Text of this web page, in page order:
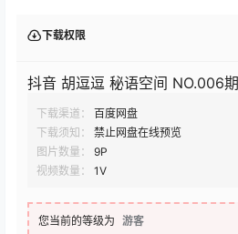
下载权限
抖音 胡逗逗 秘语空间 NO.006期
下载渠道：
百度网盘
下载须知：
禁止网盘在线预览
图片数量：
9P
视频数量：
1V
您当前的等级为 游客